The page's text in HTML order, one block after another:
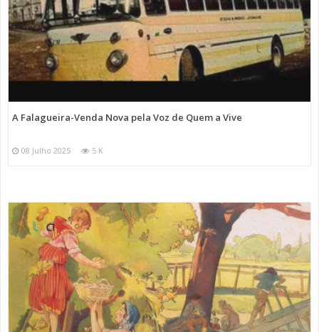
A Falagueira-Venda Nova pela Voz de Quem a Vive
08 Julho 2025 5 K